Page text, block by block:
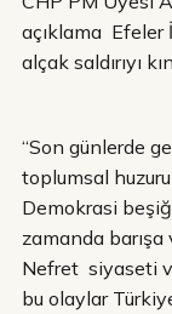
açıklama Efeler
alçak saldırıyı
“Son günlerde
toplumsal
Demokrasi
zamanda barışa
Nefret siyaseti
bu olaylar